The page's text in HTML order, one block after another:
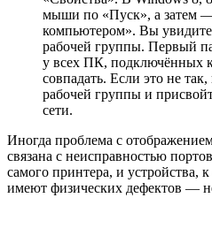
мыши по «Пуск», а затем
компьютером». Вы
рабочей группы. Первый
у всех ПК, подключённых
совпадать. Если это не
рабочей группы и
сети.
Иногда проблема с
связана с неисправностью
самого принтера, и устройства,
имеют физических дефектов —